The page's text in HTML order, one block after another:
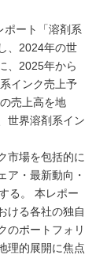
ポート「溶剤系
、2024年の世
、2025年から
インク売上予
売上高を地
世界溶剤系イン
市場を包括的に
ア・最新動向・
る。 本レポー
ける各社の独自
のポートフォリ
理的展開に焦点